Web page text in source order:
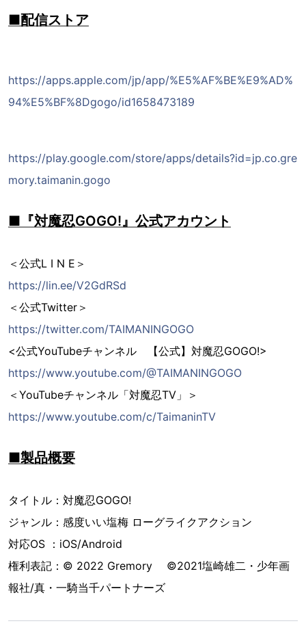
■配信ストア
https://apps.apple.com/jp/app/%E5%AF%BE%E9%AD%
94%E5%BF%8Dgogo/id1658473189
https://play.google.com/store/apps/details?id=jp.co.gre
mory.taimanin.gogo
■『対魔忍GOGO!』公式アカウント
＜公式L I N E＞
https://lin.ee/V2GdRSd
＜公式Twitter＞
https://twitter.com/TAIMANINGOGO
<公式YouTubeチャンネル 【公式】対魔忍GOGO!>
https://www.youtube.com/@TAIMANINGOGO
＜YouTubeチャンネル「対魔忍TV」＞
https://www.youtube.com/c/TaimaninTV
■製品概要
タイトル：対魔忍GOGO!
ジャンル：感度いい塩梅 ローグライクアクション
対応OS ：iOS/Android
権利表記：© 2022 Gremory ©2021塩崎雄二・少年画
報社/真・一騎当千パートナーズ